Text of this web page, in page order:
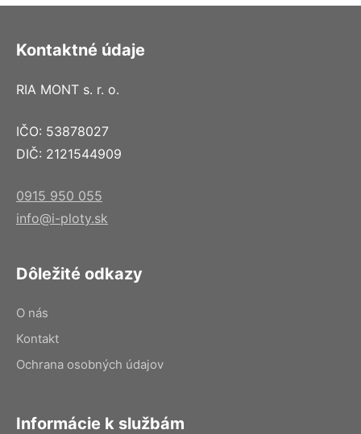
Kontaktné údaje
RIA MONT s. r. o.
IČO: 53878027
DIČ: 2121544909
0915 950 055
info@i-ploty.sk
Dôležité odkazy
O nás
Kontakt
Ochrana osobných údajov
Informácie k službám